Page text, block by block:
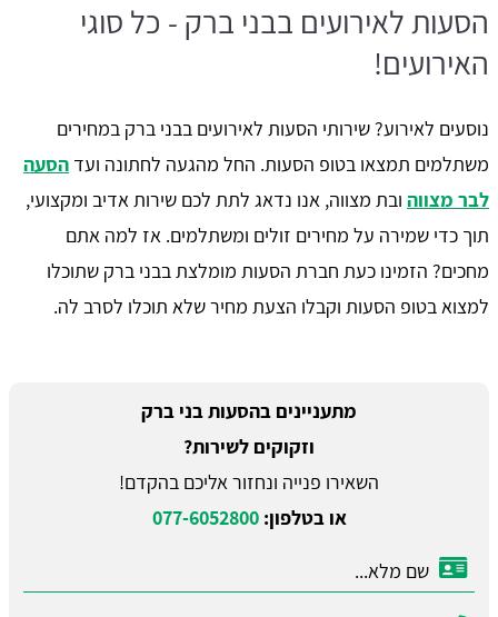
הסעות לאירועים בבני ברק - כל סוגי
האירועים!
נוסעים לאירוע? שירותי הסעות לאירועים בבני ברק במחירים
משתלמים תמצאו בטופ הסעות. החל מהגעה לחתונה ועד הסעה
לבר מצווה ובת מצווה, אנו נדאג לתת לכם שירות אדיב ומקצועי,
תוך כדי שמירה על מחירים זולים ומשתלמים. אז למה אתם
מחכים? הזמינו כעת חברת הסעות מומלצת בבני ברק שתוכלו
למצוא בטופ הסעות וקבלו הצעת מחיר שלא תוכלו לסרב לה.
מתעניינים בהסעות בני ברק
וזקוקים לשירות?
השאירו פנייה ונחזור אליכם בהקדם!
או בטלפון:077-6052800